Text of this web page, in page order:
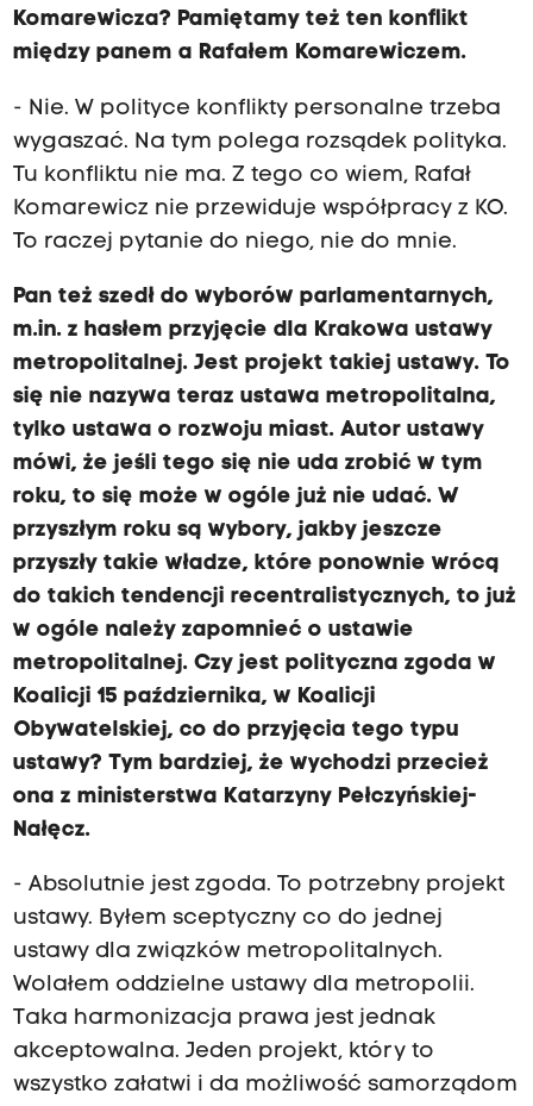
Komarewicza? Pamiętamy też ten konflikt
między panem a Rafałem Komarewiczem.
- Nie. W polityce konflikty personalne trzeba
wygaszać. Na tym polega rozsądek polityka.
Tu konfliktu nie ma. Z tego co wiem, Rafał
Komarewicz nie przewiduje współpracy z KO.
To raczej pytanie do niego, nie do mnie.
Pan też szedł do wyborów parlamentarnych,
m.in. z hasłem przyjęcie dla Krakowa ustawy
metropolitalnej. Jest projekt takiej ustawy. To
się nie nazywa teraz ustawa metropolitalna,
tylko ustawa o rozwoju miast. Autor ustawy
mówi, że jeśli tego się nie uda zrobić w tym
roku, to się może w ogóle już nie udać. W
przyszłym roku są wybory, jakby jeszcze
przyszły takie władze, które ponownie wrócą
do takich tendencji recentralistycznych, to już
w ogóle należy zapomnieć o ustawie
metropolitalnej. Czy jest polityczna zgoda w
Koalicji 15 października, w Koalicji
Obywatelskiej, co do przyjęcia tego typu
ustawy? Tym bardziej, że wychodzi przecież
ona z ministerstwa Katarzyny Pełczyńskiej-
Nałęcz.
- Absolutnie jest zgoda. To potrzebny projekt
ustawy. Byłem sceptyczny co do jednej
ustawy dla związków metropolitalnych.
Wolałem oddzielne ustawy dla metropolii.
Taka harmonizacja prawa jest jednak
akceptowalna. Jeden projekt, który to
wszystko załatwi i da możliwość samorządom